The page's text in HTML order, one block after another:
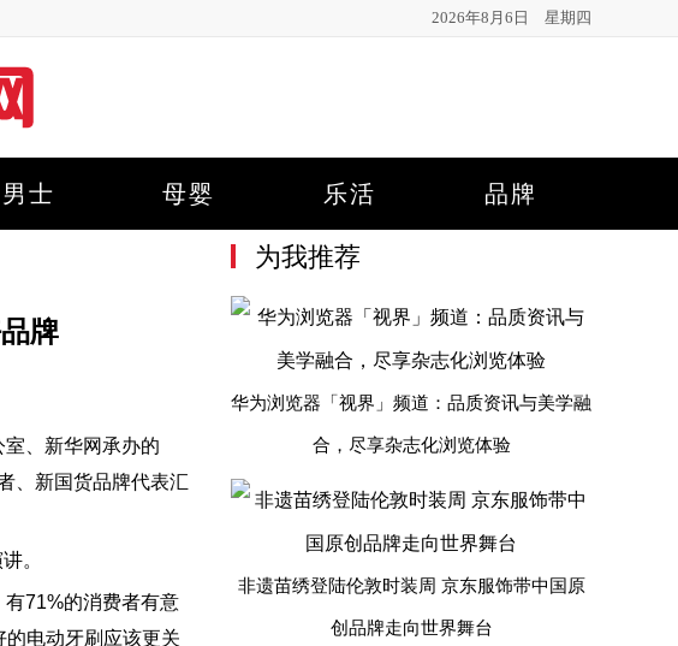
2026年8月6日 星期四
男士 母婴 乐活 品牌
牌
、新华网承办的
、新国货品牌代表汇
。
71%的消费者有意
的电动牙刷应该更关
为我推荐
华为浏览器「视界」频道：品质资讯与美学融
合，尽享杂志化浏览体验
非遗苗绣登陆伦敦时装周 京东服饰带中国原
创品牌走向世界舞台